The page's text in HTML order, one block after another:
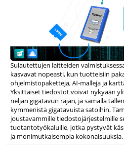
Sulautettujen laitteiden
kasvavat nopeasti, kun tuotteisiin
ohjelmistopaketteja, AI-malleja ja
Yksittäiset tiedostot voivat nykyään
neljän gigatavun rajan, ja samalla
kymmenistä gigatavuista satoihin.
joustavammille tiedostojärjestelmille
tuotantotyökaluille, jotka pystyvät
ja monimutkaisempia kokonaisuuksia.